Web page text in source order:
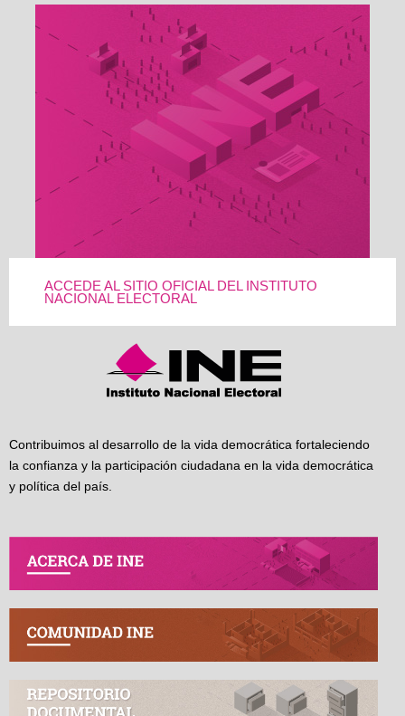
ACCEDE AL SITIO OFICIAL DEL INSTITUTO
NACIONAL ELECTORAL
Contribuimos al desarrollo de la vida democrática fortaleciendo
la confianza y la participación ciudadana en la vida democrática
y política del país.